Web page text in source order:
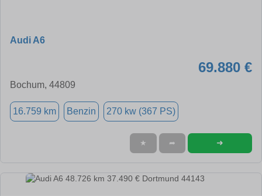
Audi A6
69.880 €
Bochum, 44809
16.759 km Benzin 270 kw (367 PS)
★ ➦ ➜